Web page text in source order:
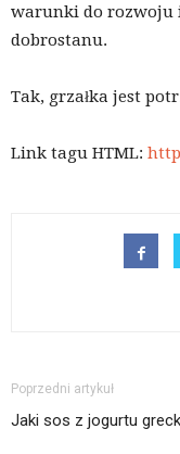
warunki do rozwoju
dobrostanu.
Tak, grzałka jest
Link tagu HTML:
Poprzedni artykuł
Jaki sos z jogurtu